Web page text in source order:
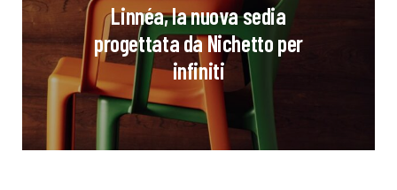
Linnéa, la nuova sedia
progettata da Nichetto per
infiniti